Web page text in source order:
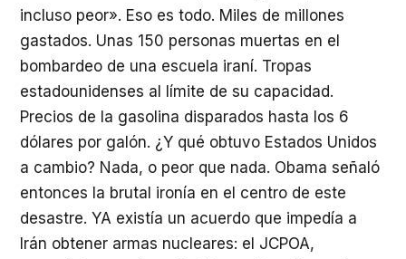
incluso peor». Eso es todo. Miles de millones
gastados. Unas 150 personas muertas en el
bombardeo de una escuela iraní. Tropas
estadounidenses al límite de su capacidad.
Precios de la gasolina disparados hasta los 6
dólares por galón. ¿Y qué obtuvo Estados Unidos
a cambio? Nada, o peor que nada. Obama señaló
entonces la brutal ironía en el centro de este
desastre. YA existía un acuerdo que impedía a
Irán obtener armas nucleares: el JCPOA,